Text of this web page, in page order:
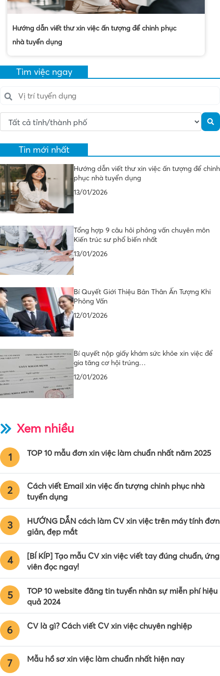
Hướng dẫn viết thư xin việc ấn tượng để chinh phục
nhà tuyển dụng
Tìm việc ngay
Tin mới nhất
Hướng dẫn viết thư xin việc ấn tượng để chinh
phục nhà tuyển dụng
13/01/2026
Tổng hợp 9 câu hỏi phỏng vấn chuyên môn
Kiến trúc sư phổ biến nhất
13/01/2026
Bí Quyết Giới Thiệu Bản Thân Ấn Tượng Khi
Phỏng Vấn
12/01/2026
Bí quyết nộp giấy khám sức khỏe xin việc để
gia tăng cơ hội trúng…
12/01/2026
Xem nhiều
1 TOP 10 mẫu đơn xin việc làm chuẩn nhất năm 2025
2
Cách viết Email xin việc ấn tượng chinh phục nhà
tuyển dụng
3
HƯỚNG DẪN cách làm CV xin việc trên máy tính đơn
giản, đẹp mắt
4
[BÍ KÍP] Tạo mẫu CV xin việc viết tay đúng chuẩn, ứng
viên đọc ngay!
5
TOP 10 website đăng tin tuyển nhân sự miễn phí hiệu
quả 2024
6 CV là gì? Cách viết CV xin việc chuyên nghiệp
7 Mẫu hồ sơ xin việc làm chuẩn nhất hiện nay